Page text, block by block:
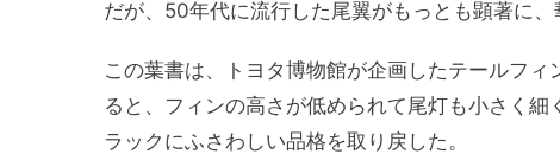
だが、50年代に流行した尾翼がもっとも顕著に、
この葉書は、トヨタ博物館が企画したテールフ
ると、フィンの高さが低められて尾灯も小さく
ラックにふさわしい品格を取り戻した。